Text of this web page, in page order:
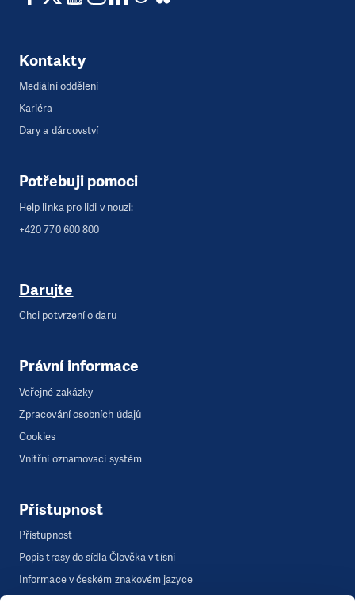
Kontakty
Mediální oddělení
Kariéra
Dary a dárcovství
Potřebuji pomoci
Help linka pro lidi v nouzi:
+420 770 600 800
Darujte
Chci potvrzení o daru
Právní informace
Veřejné zakázky
Zpracování osobních údajů
Cookies
Vnitřní oznamovací systém
Přístupnost
Přístupnost
Popis trasy do sídla Člověka v tísni
Informace v českém znakovém jazyce